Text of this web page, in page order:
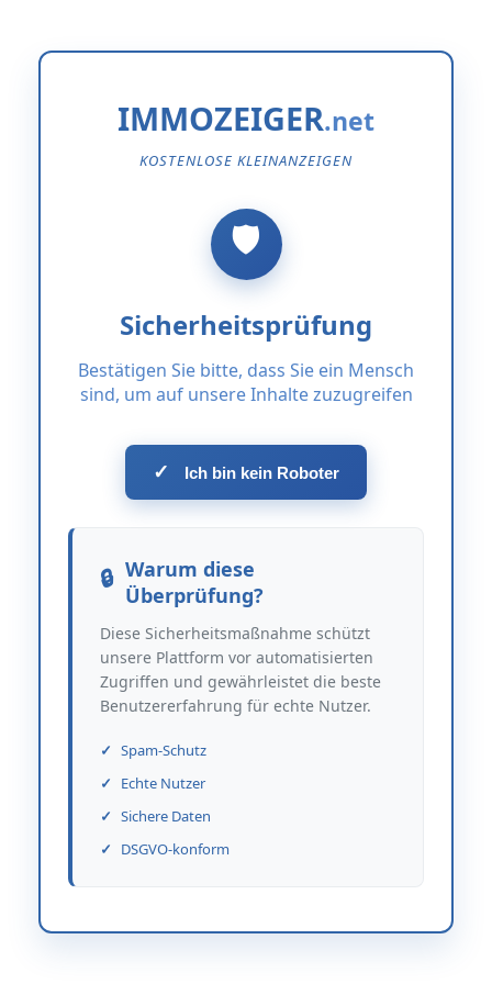
IMMOZEIGER
KOSTENLOSE KLEINANZEIGEN
Sicherheitsprüfung
Bestätigen Sie bitte, dass Sie ein Mensch
sind, um auf unsere Inhalte zuzugreifen
✓ Ich bin kein Roboter
Warum diese
Überprüfung?
Diese Sicherheitsmaßnahme schützt
unsere Plattform vor automatisierten
Zugriffen und gewährleistet die beste
Benutzererfahrung für echte Nutzer.
Spam-Schutz
Echte Nutzer
Sichere Daten
DSGVO-konform